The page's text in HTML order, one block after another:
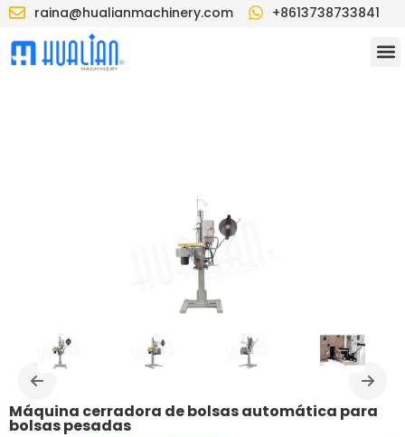
raina@hualianmachinery.com +8613738733841
Máquina cerradora de bolsas automática para
bolsas pesadas